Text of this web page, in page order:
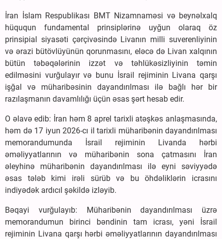
İran İslam Respublikası BMT Nizamnaməsi və beynəlxalq
hüququn fundamental prinsiplərinə uyğun olaraq öz
prinsipial siyasəti çərçivəsində Livanın milli suverenliyinin
və ərazi bütövlüyünün qorunmasını, eləcə də Livan xalqının
bütün təbəqələrinin izzət və təhlükəsizliyinin təmin
edilməsini vurğulayır və bunu İsrail rejiminin Livana qarşı
işğal və müharibəsinin dayandırılması ilə bağlı hər bir
razılaşmanın davamlılığı üçün əsas şərt hesab edir.
O əlavə edib: İran həm 8 aprel tarixli atəşkəs anlaşmasında,
həm də 17 iyun 2026-cı il tarixli müharibənin dayandırılması
memorandumunda İsrail rejiminin Livanda hərbi
əməliyyatlarının və müharibənin sona çatmasını İran
əleyhinə müharibənin dayandırılması ilə eyni səviyyədə
əsas tələb kimi irəli sürüb və bu öhdəliklərin icrasını
indiyədək ardıcıl şəkildə izləyib.
Bəqayi vurğulayıb: Müharibənin dayandırılması üzrə
memorandumun birinci bəndinin tam icrası, yəni İsrail
rejiminin Livana qarşı hərbi əməliyyatlarının dayandırılması